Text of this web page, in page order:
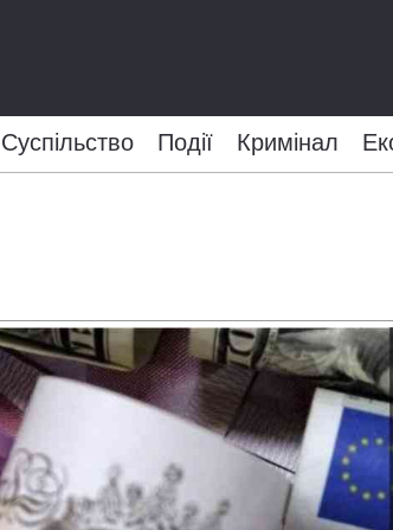
Суспільство Події Кримінал